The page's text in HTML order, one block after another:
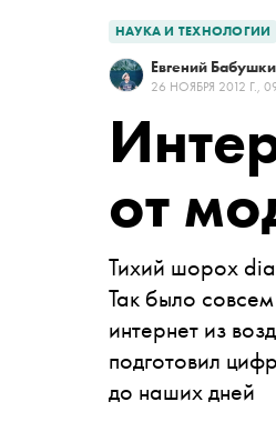
НАУКА И ТЕХНОЛОГИИ
Евгений
26 НОЯБРЯ 2012 Г.,
от
Тихий шорох
Так было
интернет из
подготовил
до наших дней